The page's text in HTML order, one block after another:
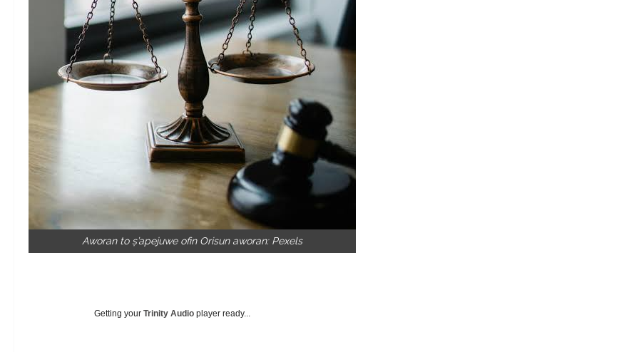
Aworan to ṣ’apejuwe ofin Orisun aworan: Pexels
Getting your Trinity Audio player ready...